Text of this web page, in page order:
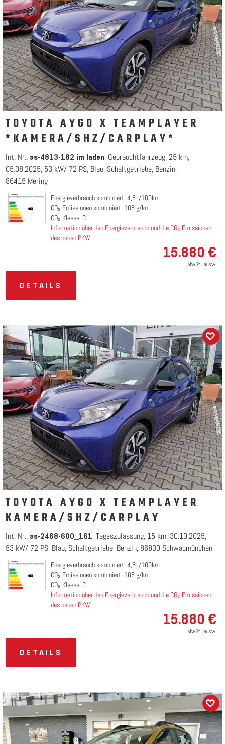
TOYOTA AYGO X TEAMPLAYER
*KAMERA/SHZ/CARPLAY*
Int. Nr.: as-4813-182 im laden Gebrauchtfahrzeug 25 km
05.08.2025 53 kW/ 72 PS Blau Schaltgetriebe Benzin
86415 Mering
Energieverbrauch kombiniert: 4,8 l/100km
CO₂-Emissionen kombiniert: 108 g/km
CO₂-Klasse: C
Information über den Energieverbrauch und die CO₂-Emissionen
des neuen PKW
15.880 €
MwSt. ausw.
DETAILS
TOYOTA AYGO X TEAMPLAYER
KAMERA/SHZ/CARPLAY
Int. Nr.: as-2468-600_161 Tageszulassung 15 km 30.10.2025
53 kW/ 72 PS Blau Schaltgetriebe Benzin 86830 Schwabmünchen
Energieverbrauch kombiniert: 4,8 l/100km
CO₂-Emissionen kombiniert: 108 g/km
CO₂-Klasse: C
Information über den Energieverbrauch und die CO₂-Emissionen
des neuen PKW
15.880 €
MwSt. ausw.
DETAILS